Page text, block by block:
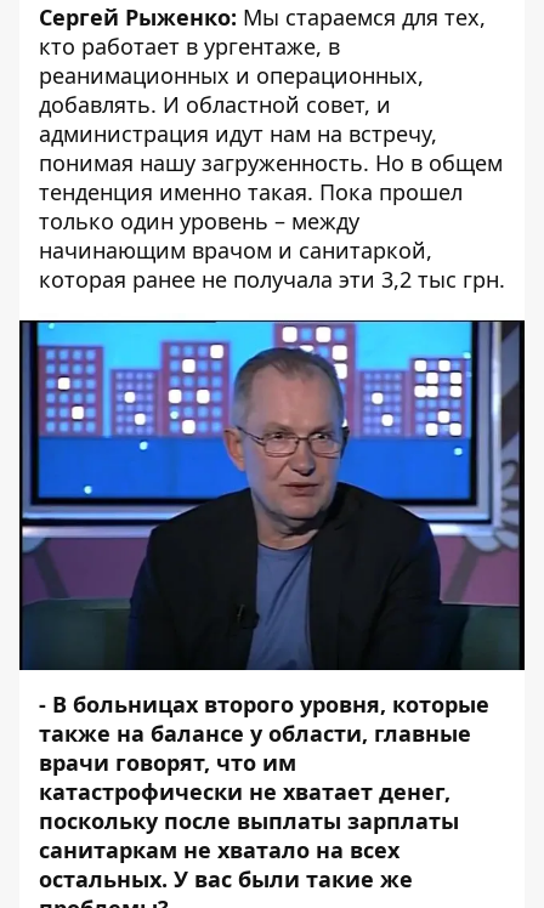
Сергей Рыженко: Мы стараемся для тех,
кто работает в ургентаже, в
реанимационных и операционных,
добавлять. И областной совет, и
администрация идут нам на встречу,
понимая нашу загруженность. Но в общем
тенденция именно такая. Пока прошел
только один уровень – между
начинающим врачом и санитаркой,
которая ранее не получала эти 3,2 тыс грн.
- В больницах второго уровня, которые
также на балансе у области, главные
врачи говорят, что им
катастрофически не хватает денег,
поскольку после выплаты зарплаты
санитаркам не хватало на всех
остальных. У вас были такие же